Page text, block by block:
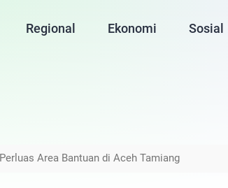
Regional Ekonomi Sosial
Area Bantuan di Aceh Tamiang